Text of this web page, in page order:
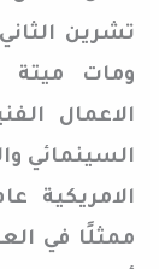
ومات ميتة
الاعمال
السينمائي
ممثلًا في